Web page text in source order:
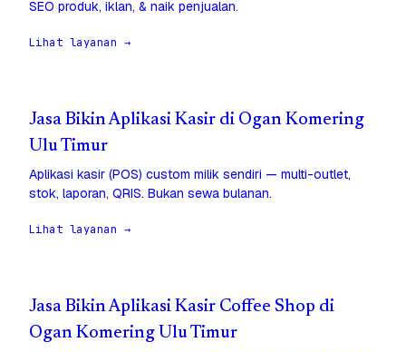
SEO produk, iklan, & naik penjualan.
Lihat layanan →
Jasa Bikin Aplikasi Kasir di Ogan Komering
Ulu Timur
Aplikasi kasir (POS) custom milik sendiri — multi-outlet,
stok, laporan, QRIS. Bukan sewa bulanan.
Lihat layanan →
Jasa Bikin Aplikasi Kasir Coffee Shop di
Ogan Komering Ulu Timur